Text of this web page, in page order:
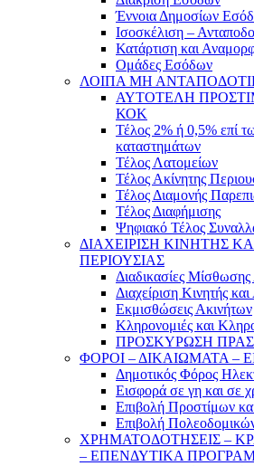
Έννοια Δημοσίων
Ισοσκέλιση –
Κατάρτιση και
Ομάδες Εσόδων
ΛΟΙΠΑ ΜΗ
ΑΥΤΟΤΕΛΗ
ΚΟΚ
Τέλος 2% ή 0,5% επί
καταστημάτων
Τέλος Λατομείων
Τέλος Ακίνητης
Τέλος Διαμονής
Τέλος Διαφήμισης
Ψηφιακό Τέλος
ΔΙΑΧΕΙΡΙΣΗ ΚΙΝΗΤΗΣ
ΠΕΡΙΟΥΣΙΑΣ
Διαδικασίες
Διαχείριση Κινητής
Εκμισθώσεις Ακινήτων
Κληρονομιές και
ΠΡΟΣΚΥΡΩΣΗ
ΦΟΡΟΙ – ΔΙΚΑΙΩΜΑΤΑ –
Δημοτικός Φόρος
Εισφορά σε γη και σε
Επιβολή Προστίμων
Επιβολή
ΧΡΗΜΑΤΟΔΟΤΗΣΕΙΣ –
– ΕΠΕΝΔΥΤΙΚΑ